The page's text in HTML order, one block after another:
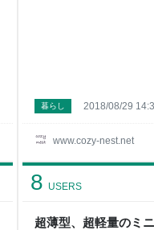
www.cozy-nest.net
暮らし 2018/08/29
超薄型、超軽量のミ
8 USERS